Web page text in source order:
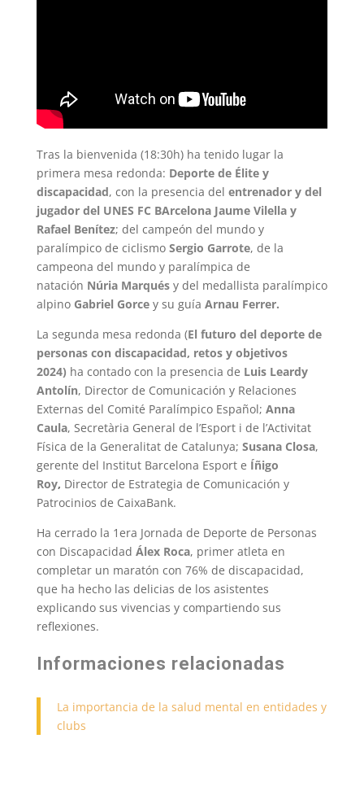
Tras la bienvenida (18:30h) ha tenido lugar la
primera mesa redonda: Deporte de Élite y
discapacidad, con la presencia del entrenador y del
jugador del UNES FC BArcelona Jaume Vilella y
Rafael Benítez; del campeón del mundo y
paralímpico de ciclismo Sergio Garrote, de la
campeona del mundo y paralímpica de
natación Núria Marquésy del medallista paralímpico
alpino Gabriel Gorcey su guía Arnau Ferrer.
La segunda mesa redonda (El futuro del deporte de
personas con discapacidad, retos y objetivos
2024) ha contado con la presencia de Luis Leardy
Antolín, Director de Comunicación y Relaciones
Externas del Comité Paralímpico Español; Anna
Caula, Secretària General de l’Esport i de l’Activitat
Física de la Generalitat de Catalunya; Susana Closa,
gerente del Institut Barcelona Esport e Íñigo
Roy, Director de Estrategia de Comunicación y
Patrocinios de CaixaBank.
Ha cerrado la 1era Jornada de Deporte de Personas
con Discapacidad Álex Roca, primer atleta en
completar un maratón con 76% de discapacidad,
que ha hecho las delicias de los asistentes
explicando sus vivencias y compartiendo sus
reflexiones.
Informaciones relacionadas
La importancia de la salud mental en entidades y
clubs